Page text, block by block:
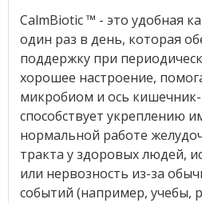
CalmBiotic ™ - это удобная
один раз в день, которая
поддержку при
хорошее настроение,
микробиом и ось
способствует укреплению
нормальной работе
тракта у здоровых людей,
или нервозность из-за
событий (например, учебы,